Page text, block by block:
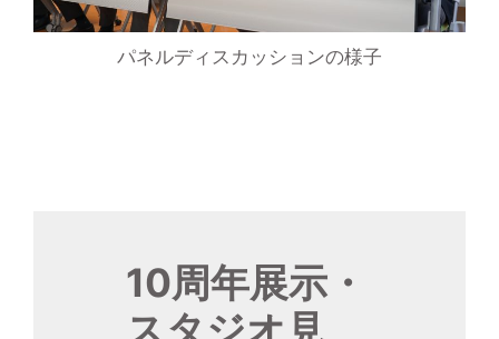
パネルディスカッションの様子
10周年展示・
スタジオ見